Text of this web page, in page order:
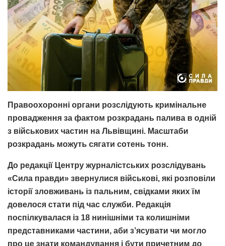
Правоохоронні органи розслідують кримінальне
провадження за фактом розкрадань палива в одній
з військових частин на Львівщині. Масштаби
розкрадань можуть сягати сотень тонн.
До редакції Центру журналістських розслідувань
«Сила правди» звернулися військові, які розповіли
історії зловживань із пальним, свідками яких їм
довелося стати під час служби. Редакція
поспілкувалася із 18 нинішніми та колишніми
представниками частини, аби з’ясувати чи могло
про це знати командування і бути причетним до